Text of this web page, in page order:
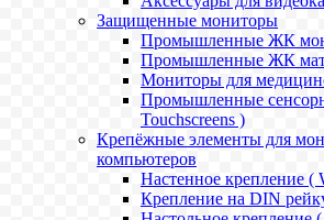
Защищенные мониторы
Промышленные ЖК
Промышленные ЖК
Мониторы для
Промышленные
Touchscreens )
Крепёжные элементы для
компьютеров
Настенное крепление (
Крепление на DIN